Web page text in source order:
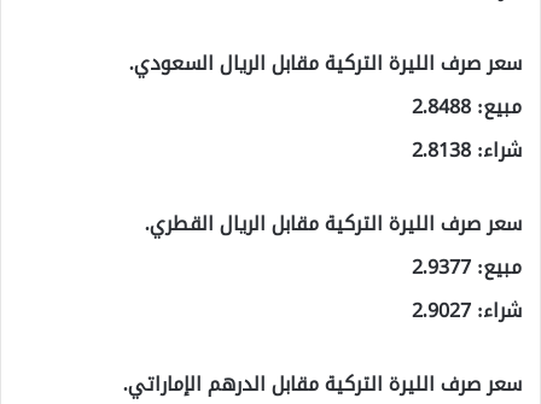
سعر صرف الليرة التركية مقابل الريال السعودي.
مبيع: 2.8488
شراء: 2.8138
سعر صرف الليرة التركية مقابل الريال القطري.
مبيع: 2.9377
شراء: 2.9027
سعر صرف الليرة التركية مقابل الدرهم الإماراتي.